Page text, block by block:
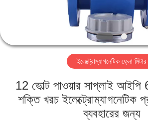
আমাদের
সম্পর্কে
কারখানা
ভ্রমণ
ইলেক্ট্রোম্যাগনেটিক ফ্লো মিটার
12 ভোল্ট পাওয়ার সাপ্লাই
শক্তি খরচ ইলেক্ট্রোম্যাগনেটিক
ব্যবহারের জন্য